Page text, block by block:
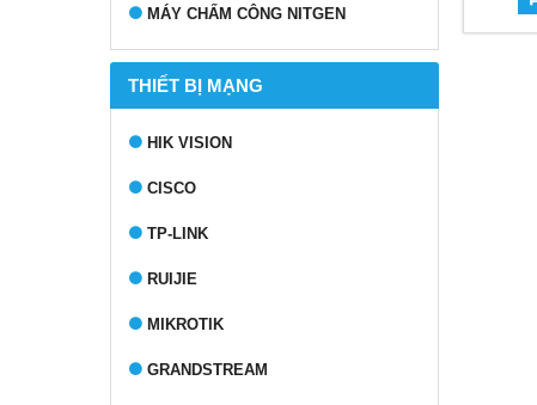
MÁY CHẤM CÔNG NITGEN
THIẾT BỊ MẠNG
HIK VISION
CISCO
TP-LINK
RUIJIE
MIKROTIK
GRANDSTREAM